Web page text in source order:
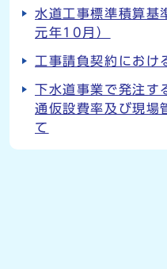
水道工事標準積算基
元年10月）
工事請負契約におけ
下水道事業で発注す
通仮設費率及び現場
て